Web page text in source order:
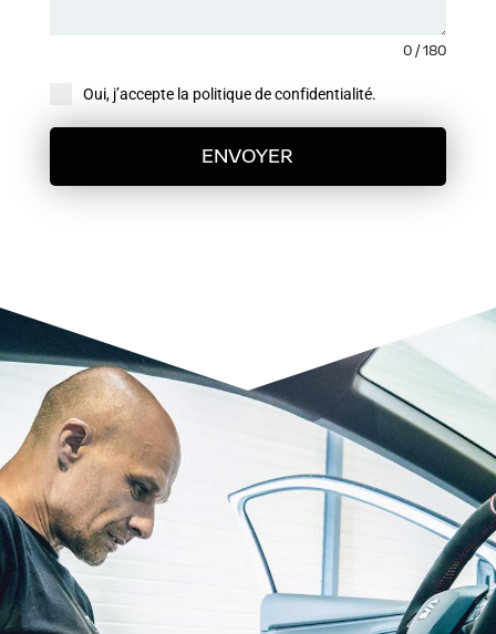
0 / 180
Oui, j’accepte la politique de confidentialité.
ENVOYER